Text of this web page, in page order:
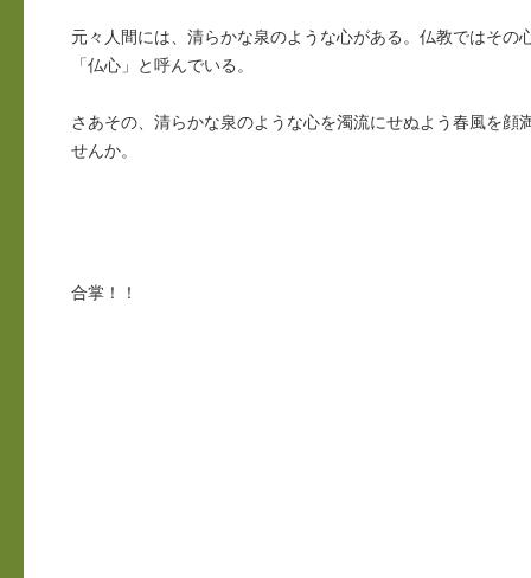
元々人間には、清らかな泉のような心がある。仏教ではその
「仏心」と呼んでいる。
さあその、清らかな泉のような心を濁流にせぬよう春風を顔
せんか。
合掌！！